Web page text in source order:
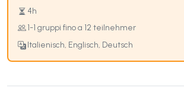
4h
1-1 gruppi fino a 12 teilnehmer
Italienisch, Englisch, Deutsch